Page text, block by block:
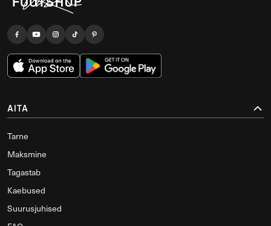
AITA
Tarne
Maksmine
Tagastab
Kaebused
Suurusjuhised